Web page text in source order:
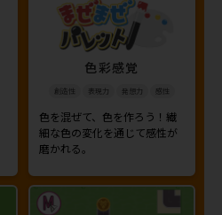
色彩感覚
創造性 表現力 発想力 感性
色を混ぜて、色を作ろう！繊
細な色の変化を通じて感性が
磨かれる。